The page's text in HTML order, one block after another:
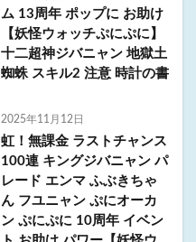
ム 13周年 ポップに お助け
【妖怪ウォッチぷにぷに】
十二超神ジバニャン 地獄土
蜘蛛 スキル2 注意 時計の書
2025年11月12日
虹！無課金 ラストチャンス
100連 キングジバニャン パ
レード エンマ ふぶきちゃ
ん フユニャン ぷにオーカ
ン ぷにぷに 10周年 イベン